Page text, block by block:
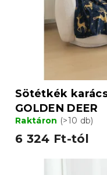
Sötétkék
GOLDEN DEER
Raktáron (>10 db)
6 324 Ft-tól